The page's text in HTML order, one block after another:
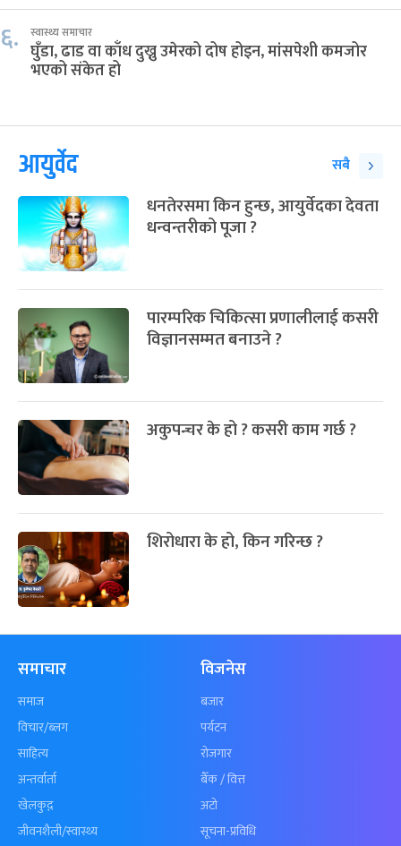
६. स्वास्थ्य समाचार
घुँडा, ढाड वा काँध दुख्नु उमेरको दोष होइन, मांसपेशी कमजोर
भएको संकेत हो
आयुर्वेद सबै
धनतेरसमा किन हुन्छ, आयुर्वेदका देवता
धन्वन्तरीको पूजा ?
पारम्परिक चिकित्सा प्रणालीलाई कसरी
विज्ञानसम्मत बनाउने ?
अकुपन्चर के हो ? कसरी काम गर्छ ?
शिरोधारा के हो, किन गरिन्छ ?
समाचार
समाज
विचार/ब्लग
साहित्य
अन्तर्वार्ता
खेलकुद़़
जीवनशैली/स्वास्थ्य
विजनेस
बजार
पर्यटन
रोजगार
बैँक / वित्त
अटो
सूचना-प्रविधि